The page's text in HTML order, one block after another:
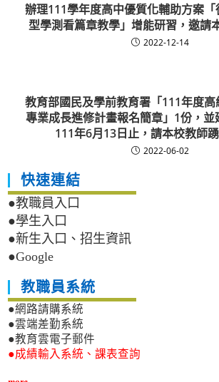
辦理111學年度高中優質化輔助方案
型學測看篇章教學」增能研習，邀請
2022-12-14
教育部國民及學前教育署「111年度
專業成長進修計畫報名簡章」1份，並
111年6月13日止，請本校教師
2022-06-02
快速連結
●教職員入口
●學生入口
●新生入口、招生資訊
●Google
教職員系統
●網路請購系統
●雲端差勤系統
●教育雲電子郵件
●成績輸入系統、課表查詢